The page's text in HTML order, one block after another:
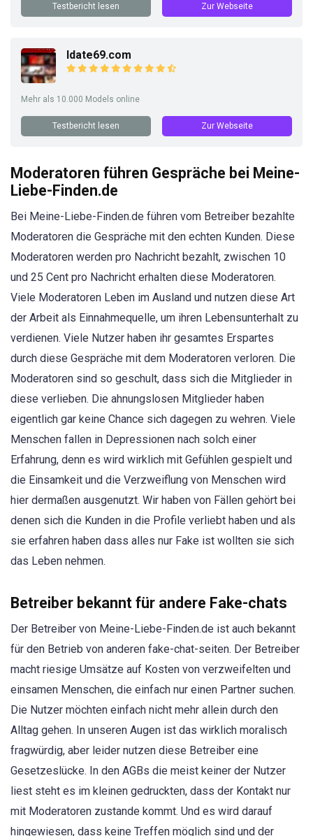
Testbericht lesen Zur Webseite
Idate69.com
Mehr als 10.000 Models online
Testbericht lesen Zur Webseite
Moderatoren führen Gespräche bei Meine-
Liebe-Finden.de
Bei Meine-Liebe-Finden.de führen vom Betreiber bezahlte
Moderatoren die Gespräche mit den echten Kunden. Diese
Moderatoren werden pro Nachricht bezahlt, zwischen 10
und 25 Cent pro Nachricht erhalten diese Moderatoren.
Viele Moderatoren Leben im Ausland und nutzen diese Art
der Arbeit als Einnahmequelle, um ihren Lebensunterhalt zu
verdienen. Viele Nutzer haben ihr gesamtes Erspartes
durch diese Gespräche mit dem Moderatoren verloren. Die
Moderatoren sind so geschult, dass sich die Mitglieder in
diese verlieben. Die ahnungslosen Mitglieder haben
eigentlich gar keine Chance sich dagegen zu wehren. Viele
Menschen fallen in Depressionen nach solch einer
Erfahrung, denn es wird wirklich mit Gefühlen gespielt und
die Einsamkeit und die Verzweiflung von Menschen wird
hier dermaßen ausgenutzt. Wir haben von Fällen gehört bei
denen sich die Kunden in die Profile verliebt haben und als
sie erfahren haben dass alles nur Fake ist wollten sie sich
das Leben nehmen.
Betreiber bekannt für andere Fake-chats
Der Betreiber von Meine-Liebe-Finden.de ist auch bekannt
für den Betrieb von anderen fake-chat-seiten. Der Betreiber
macht riesige Umsätze auf Kosten von verzweifelten und
einsamen Menschen, die einfach nur einen Partner suchen.
Die Nutzer möchten einfach nicht mehr allein durch den
Alltag gehen. In unseren Augen ist das wirklich moralisch
fragwürdig, aber leider nutzen diese Betreiber eine
Gesetzeslücke. In den AGBs die meist keiner der Nutzer
liest steht es im kleinen gedruckten, dass der Kontakt nur
mit Moderatoren zustande kommt. Und es wird darauf
hingewiesen, dass keine Treffen möglich sind und der